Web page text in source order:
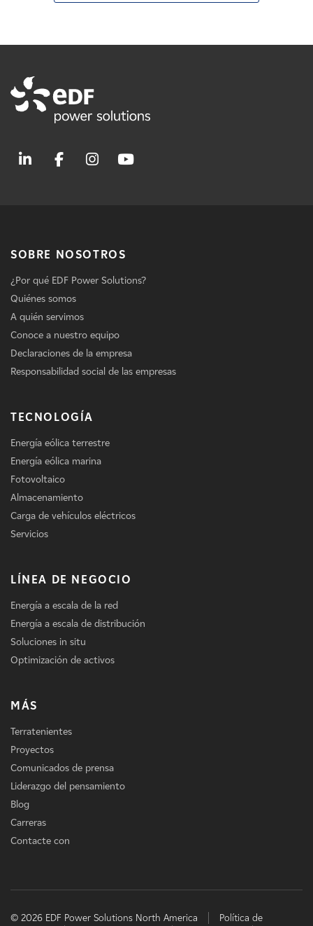
SOBRE NOSOTROS
¿Por qué EDF Power Solutions?
Quiénes somos
A quién servimos
Conoce a nuestro equipo
Declaraciones de la empresa
Responsabilidad social de las empresas
TECNOLOGÍA
Energía eólica terrestre
Energía eólica marina
Fotovoltaico
Almacenamiento
Carga de vehículos eléctricos
Servicios
LÍNEA DE NEGOCIO
Energía a escala de la red
Energía a escala de distribución
Soluciones in situ
Optimización de activos
MÁS
Terratenientes
Proyectos
Comunicados de prensa
Liderazgo del pensamiento
Blog
Carreras
Contacte con
© 2026 EDF Power Solutions North America
Política de